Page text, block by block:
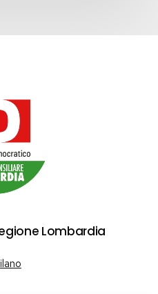
Lombardia